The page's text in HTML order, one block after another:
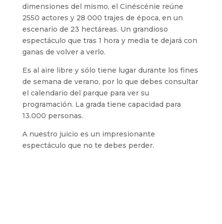
dimensiones del mismo, el Cinéscénie reúne
2550 actores y 28 000 trajes de época, en un
escenario de 23 hectáreas. Un grandioso
espectáculo que tras 1 hora y media te dejará con
ganas de volver a verlo.
Es al aire libre y sólo tiene lugar durante los fines
de semana de verano, por lo que debes consultar
el calendario del parque para ver su
programación. La grada tiene capacidad para
13.000 personas.
A nuestro juicio es un impresionante
espectáculo que no te debes perder.